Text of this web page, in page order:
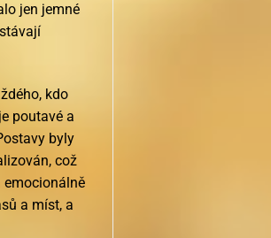
jen jemné
kdo
poutavé a
byly
což
emocionálně
a míst, a